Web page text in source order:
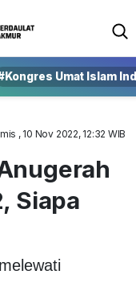
Umat Islam
, 10 Nov 2022, 12:32 WIB
Siapa